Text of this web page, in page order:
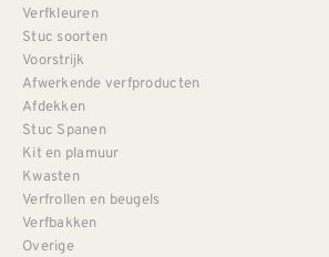
Verfkleuren
Stuc soorten
Voorstrijk
Afwerkende verfproducten
Afdekken
Stuc Spanen
Kit en plamuur
Kwasten
Verfrollen en beugels
Verfbakken
Overige